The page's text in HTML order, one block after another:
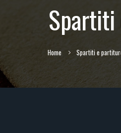
Home Spartiti e